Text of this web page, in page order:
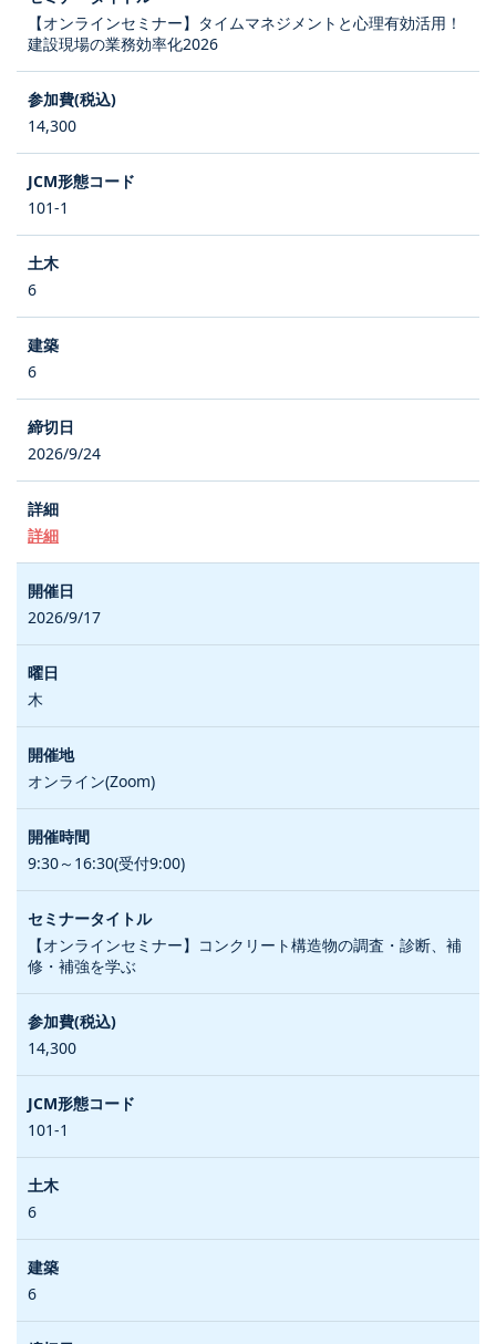
【オンラインセミナー】タイムマネジメントと心理有効活用！
建設現場の業務効率化2026
14,300
101-1
6
6
2026/9/24
詳細
2026/9/17
木
オンライン(Zoom)
9:30～16:30(受付9:00)
【オンラインセミナー】コンクリート構造物の調査・診断、補
修・補強を学ぶ
14,300
101-1
6
6